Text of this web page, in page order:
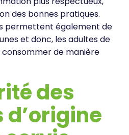
des bonnes pratiques.
permettent également de
et donc, les adultes de
consommer de manière
des